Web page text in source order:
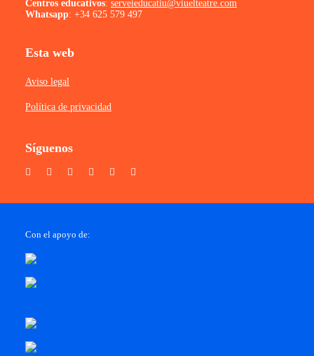
Centros educativos: serveieducatiu@viuelteatre.com
Whatsapp: +34 625 579 497
Esta web
Aviso legal
Política de privacidad
Síguenos
Con el apoyo de: